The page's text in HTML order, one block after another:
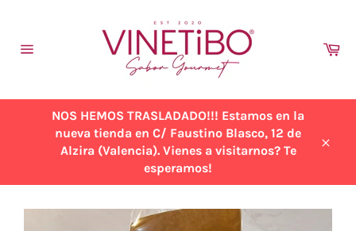
NOS HEMOS TRASLADADO!!! Estamos en la
nueva tienda en C/ Faustino Blasco, 12 de
Alzira (Valencia). Vienes a visitarnos? Te
esperamos!